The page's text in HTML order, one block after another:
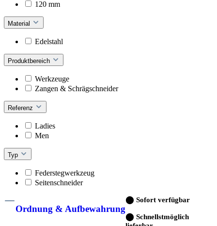
120 mm
Material
Edelstahl
Produktbereich
Werkzeuge
Zangen & Schrägschneider
Referenz
Ladies
Men
Typ
Federstegwerkzeug
Seitenschneider
Ordnung & Aufbewahrung
⬤ Sofort verfügbar
⬤ Schnellstmöglich